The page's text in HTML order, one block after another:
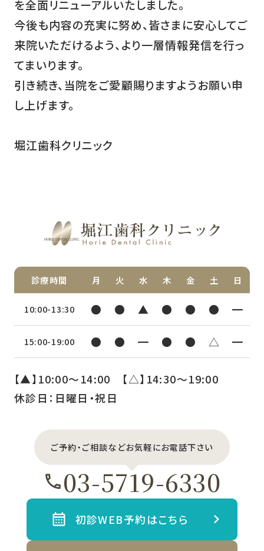
を全面リニューアルいたしました。
今後も内容の充実に努め、皆さまに安心してご
来院いただけるよう、より一層情報発信を行っ
てまいります。
引き続き、当院をご愛顧賜りますようお願い申
し上げます。
堀江歯科クリニック
診療時間 月 火 水 木 金 土 日
10:00-13:30 ● ● ▲ ● ● ● ━
15:00-19:00 ● ● ━ ● ● △ ━
【▲】10:00〜14:00 【△】14:30〜19:00
休診日：日曜日・祝日
ご予約・ご相談などお気軽にお電話下さい
03-5719-6330
初診WEB予約はこちら